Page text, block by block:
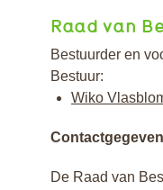
Raad van
Bestuurder en
Bestuur:
Wiko
De Raad van